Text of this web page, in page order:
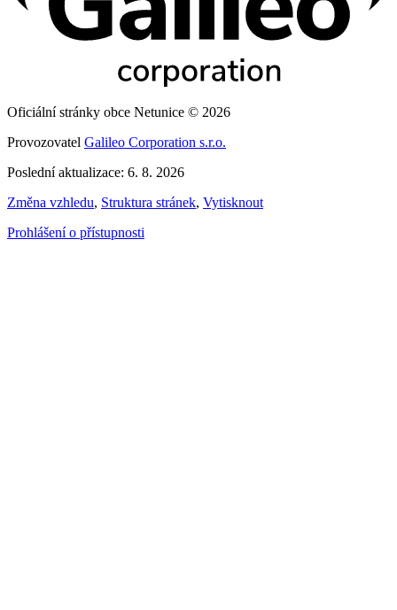
Oficiální stránky obce Netunice © 2026
Provozovatel Galileo Corporation s.r.o.
Poslední aktualizace: 6. 8. 2026
Změna vzhledu, Struktura stránek, Vytisknout
Prohlášení o přístupnosti